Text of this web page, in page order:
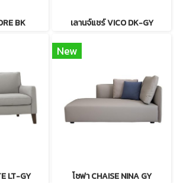
BK เลานจ์แชร์ VICO DK-GY
LT-GY
New
โซฟา CHAISE NINA GY